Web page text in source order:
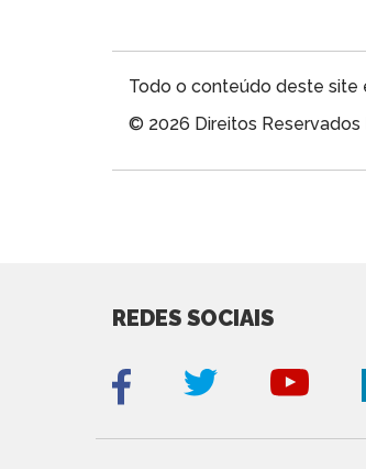
Todo o conteúdo deste site
© 2026 Direitos
REDES SOCIAIS